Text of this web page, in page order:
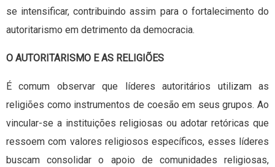
se intensificar, contribuindo assim para o fortalecimento do
autoritarismo em detrimento da democracia.
O AUTORITARISMO E AS RELIGIÕES
É comum observar que líderes autoritários utilizam as
religiões como instrumentos de coesão em seus grupos. Ao
vincular-se a instituições religiosas ou adotar retóricas que
ressoem com valores religiosos específicos, esses líderes
buscam consolidar o apoio de comunidades religiosas,